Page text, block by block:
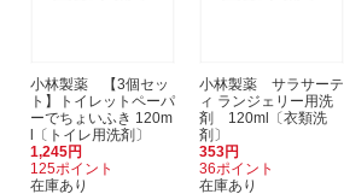
小林製薬 【3個セッ
ト】トイレットペーパ
ーでちょいふき 120m
l〔トイレ用洗剤〕
1,245円
125ポイント
在庫あり
小林製薬 サラサーテ
ィ ランジェリー用洗
剤 120ml〔衣類洗
剤〕
353円
36ポイント
在庫あり